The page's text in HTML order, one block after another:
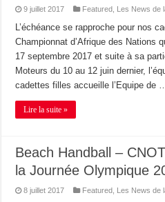
9 juillet 2017 Featured Les News de
L’échéance se rapproche pour nos
Championnat d’Afrique des Nations
17 septembre 2017 et suite à sa
Moteurs du 10 au 12 juin dernier,
cadettes filles accueille l’Equipe de …
Lire la suite »
Beach Handball –
la Journée Olympique
8 juillet 2017 Featured Les News de